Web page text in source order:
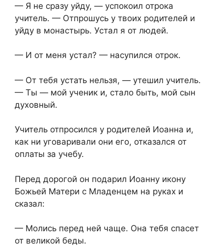
— Я не сразу уйду, — успокоил отрока
учитель. — Отпрошусь у твоих родителей и
уйду в монастырь. Устал я от людей.
— И от меня устал? — насупился отрок.
— От тебя устать нельзя, — утешил учитель.
— Ты — мой ученик и, стало быть, мой сын
духовный.
Учитель отпросился у родителей Иоанна и,
как ни уговаривали они его, отказался от
оплаты за учебу.
Перед дорогой он подарил Иоанну икону
Божьей Матери с Младенцем на руках и
сказал:
— Молись перед ней чаще. Она тебя спасет
от великой беды.